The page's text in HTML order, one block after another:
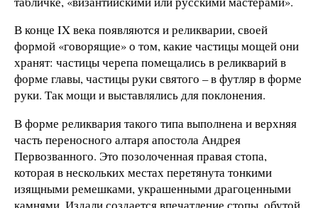
В конце IX века появляются и реликварии, своей
формой «говорящие» о том, какие частицы мощей они
хранят: частицы черепа помещались в реликварий в
форме главы, частицы руки святого – в футляр в форме
руки. Так мощи и выставлялись для поклонения.
В форме реликвария такого типа выполнена и верхняя
часть переносного алтаря апостола Андрея
Первозванного. Это позолоченная правая стопа,
которая в нескольких местах перетянута тонкими
изящными ремешками, украшенными драгоценными